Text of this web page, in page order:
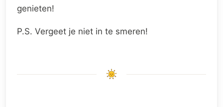
genieten!
P.S. Vergeet je niet in te smeren!